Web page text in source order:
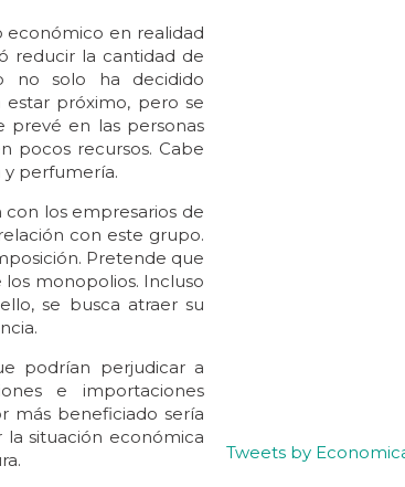
económico en realidad
reducir la cantidad de
no solo ha decidido
próximo, pero se
prevé en las personas
pocos recursos. Cabe
y perfumería.
los empresarios de
con este grupo.
Pretende que
monopolios. Incluso
se busca atraer su
podrían perjudicar a
e importaciones
más beneficiado sería
situación económica
Tweets by